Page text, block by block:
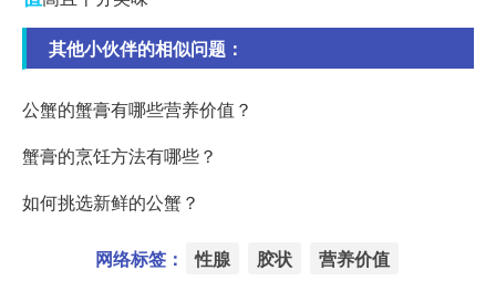
其他小伙伴的相似问题：
公蟹的蟹膏有哪些营养价值？
蟹膏的烹饪方法有哪些？
如何挑选新鲜的公蟹？
网络标签： 性腺 胶状 营养价值